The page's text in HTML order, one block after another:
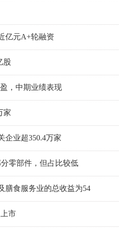
亿元A+轮融资
股
，中期业绩表现
家
企业超350.4万家
零部件，但占比较低
膳食服务业的总收益为54
市